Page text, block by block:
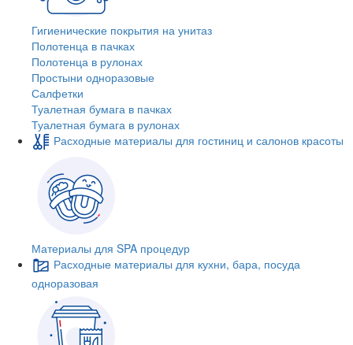
Гигиенические покрытия на унитаз
Полотенца в пачках
Полотенца в рулонах
Простыни одноразовые
Салфетки
Туалетная бумага в пачках
Туалетная бумага в рулонах
Расходные материалы для гостиниц и салонов красоты
Материалы для SPA процедур
Расходные материалы для кухни, бара, посуда
одноразовая